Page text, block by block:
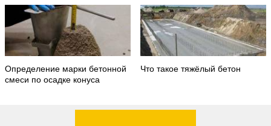
Определение марки бетонной
смеси по осадке конуса
Что такое тяжёлый бетон